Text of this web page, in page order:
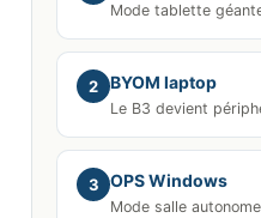
Mode tablette
2 BYOM laptop
Le B3 devient
3 OPS Windows
Mode salle